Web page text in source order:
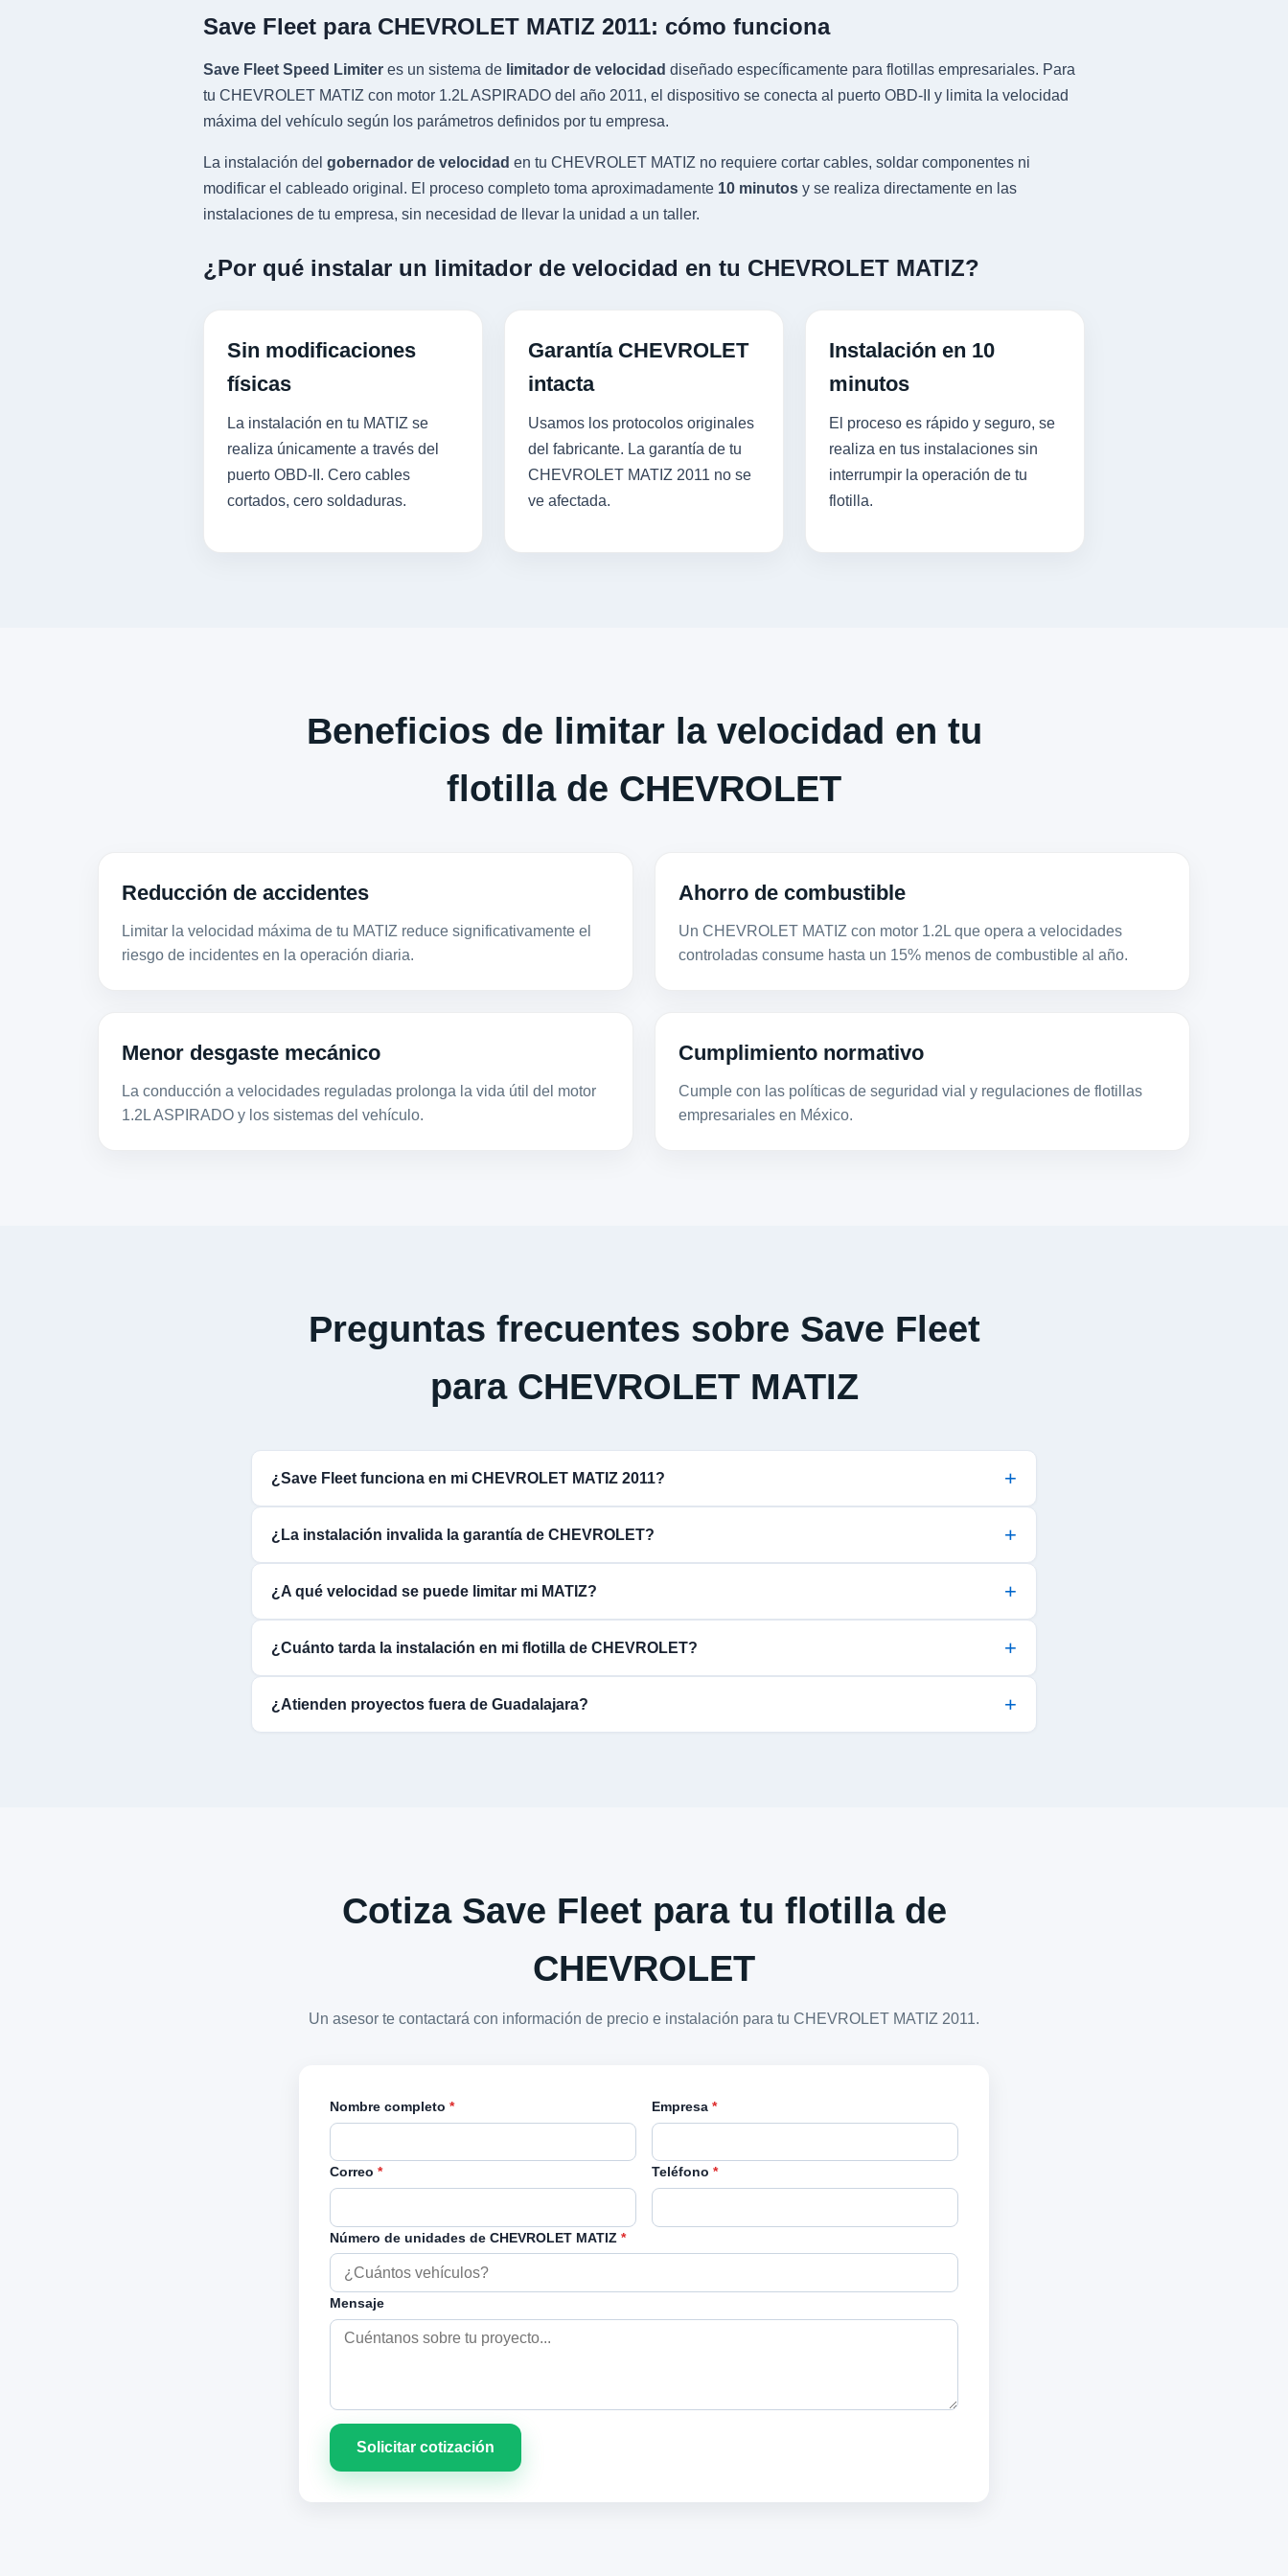
Save Fleet para CHEVROLET MATIZ 2011: cómo funciona
Save Fleet Speed Limiter es un sistema de limitador de velocidad diseñado específicamente para flotillas empresariales. Para
tu CHEVROLET MATIZ con motor 1.2L ASPIRADO del año 2011, el dispositivo se conecta al puerto OBD-II y limita la velocidad
máxima del vehículo según los parámetros definidos por tu empresa.
La instalación del gobernador de velocidad en tu CHEVROLET MATIZ no requiere cortar cables, soldar componentes ni
modificar el cableado original. El proceso completo toma aproximadamente 10 minutos y se realiza directamente en las
instalaciones de tu empresa, sin necesidad de llevar la unidad a un taller.
¿Por qué instalar un limitador de velocidad en tu CHEVROLET MATIZ?
Sin modificaciones
físicas
La instalación en tu MATIZ se
realiza únicamente a través del
puerto OBD-II. Cero cables
cortados, cero soldaduras.
Garantía CHEVROLET
intacta
Usamos los protocolos originales
del fabricante. La garantía de tu
CHEVROLET MATIZ 2011 no se
ve afectada.
Instalación en 10
minutos
El proceso es rápido y seguro, se
realiza en tus instalaciones sin
interrumpir la operación de tu
flotilla.
Beneficios de limitar la velocidad en tu
flotilla de CHEVROLET
Reducción de accidentes
Limitar la velocidad máxima de tu MATIZ reduce significativamente el
riesgo de incidentes en la operación diaria.
Ahorro de combustible
Un CHEVROLET MATIZ con motor 1.2L que opera a velocidades
controladas consume hasta un 15% menos de combustible al año.
Menor desgaste mecánico
La conducción a velocidades reguladas prolonga la vida útil del motor
1.2L ASPIRADO y los sistemas del vehículo.
Cumplimiento normativo
Cumple con las políticas de seguridad vial y regulaciones de flotillas
empresariales en México.
Preguntas frecuentes sobre Save Fleet
para CHEVROLET MATIZ
¿Save Fleet funciona en mi CHEVROLET MATIZ 2011?
¿La instalación invalida la garantía de CHEVROLET?
¿A qué velocidad se puede limitar mi MATIZ?
¿Cuánto tarda la instalación en mi flotilla de CHEVROLET?
¿Atienden proyectos fuera de Guadalajara?
Cotiza Save Fleet para tu flotilla de
CHEVROLET
Un asesor te contactará con información de precio e instalación para tu CHEVROLET MATIZ 2011.
Nombre completo * Empresa *
Correo * Teléfono *
Número de unidades de CHEVROLET MATIZ *
Mensaje
Solicitar cotización